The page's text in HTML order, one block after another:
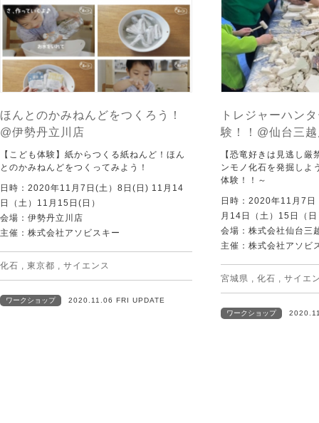
ほんとのかみねんどをつくろう！
@伊勢丹立川店
【こども体験】紙からつくる紙ねんど！ほん
とのかみねんどをつくってみよう！
日時：2020年11月7日(土）8日(日) 11月14
日（土）11月15日(日）
会場：伊勢丹立川店
主催：株式会社アソビスキー
化石 , 東京都 , サイエンス
ワークショップ 2020.11.06 FRI UPDATE
トレジャーハン
験！！@仙台三
【恐竜好きは見逃し
ンモノ化石を発掘しよ
体験！！～
日時：2020年11月7
月14日（土）15日（
会場：株式会社仙台三
主催：株式会社アソビ
宮城県 , 化石 , サイエ
ワークショップ